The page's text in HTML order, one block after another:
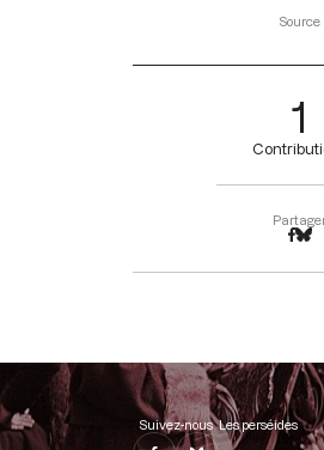
Source
1
Suivez-nous Les perséides